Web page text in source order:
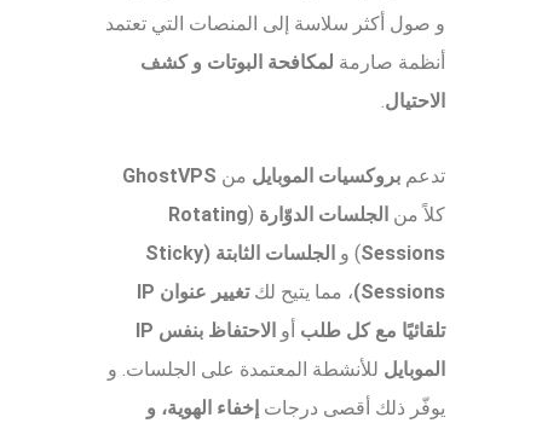
و صول أكثر سلاسة إلى المنصات التي تعتمد
أنظمة صارمة لمكافحة البوتات و كشف
الاحتيال
تدعم بروكسيات الموبايل من
كلاً من الجلسات الدوّارة (
Rotating
Sessions) و
الجلسات الثابتة (Sticky
Sessions) ، مما يتيح لك
تغيير عنوان IP
تلقائيًا مع كل طلب أو
الاحتفاظ بنفس IP
الموبايل للأنشطة المعتمدة على الجلسات. و
يوفّر ذلك أقصى درجات إخفاء الهوية، و